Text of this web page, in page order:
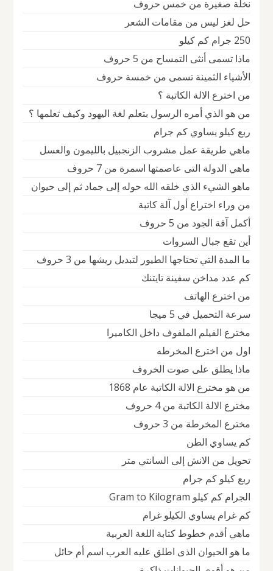
نخلة صغيرة من خمس حروف
حل لغز ليس من مقامات الشعر
250 جرام كم كيلو
ماذا تسمى أنثى التمساح من 5 حروف
الأشياء الثمينة تسمى من خمسة حروف
من اخترع الالة الكاتبة ؟
من هو الذي أمره الرسول بتعلم لغة اليهود وكيف تعلمها ؟
ربع كيلو يساوي كم جرام
ماهي طريقة عمل مشروب الزنجبيل بالليمون والعسل
ماهي الدولة التى عاصمتها اسمرة من 7 حروف
ماهو الشيء الذي خلقه الله حوله إلى جماد ثم إلى حيوان
من وراء اختراع أول آلة كاتبة
أكمل آفة الجود من 5 حروف
أين تقع جبال السروات
ما المدة التي تحتاجها الطيور لتبديل ريشها من 3 حروف
كم عدد مداخن سفينة تايتنك
من اخترع الهاتف
سرعة التحميل في 5 ميجا
مخترع الفيلم الملفوف داخل الكاميرا
اول من اخترع المخرطه
ماذا يطلق على صوت الخروف
من هو مخترع الالة الكاتبة عام 1868
مخترع الالة الكاتبة من 4 حروف
مخترع المخرطة من 3 حروف
كم يساوي الطن
تحويل من الانش إلى السانتي متر
ربع كيلو كم جرام
الجرام كم كيلو Gram to Kilogram
كم غرام يساوي الكيلو غرام
ماهي أقدم خطوط كتابة اللغة العربية
ما هو الحيوان الذى اطلق عليه العرب اسم أم حائل